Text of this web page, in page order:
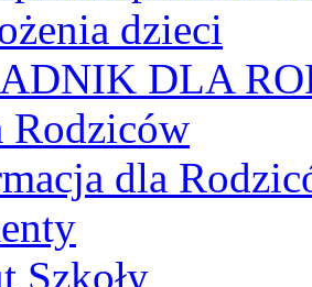
dzieci
DLA
Rodziców
dla
Szkoły